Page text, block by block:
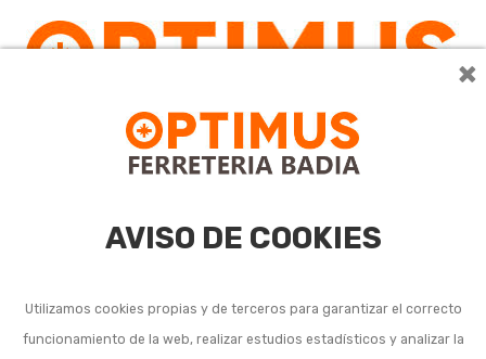
×
AVISO DE COOKIES
Utilizamos cookies propias y de terceros para garantizar el correcto
funcionamiento de la web, realizar estudios estadísticos y analizar la